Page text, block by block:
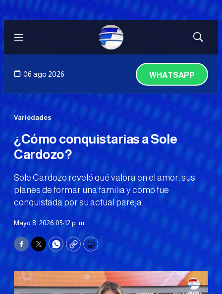
Menú
Mostrar
06 ago 2026 WHATSAPP
Variedades
¿Cómo conquistarias a Sole
Cardozo?
Sole Cardozo reveló qué valora en el amor, sus
planes de formar una familia y cómo fue
conquistada por su actual pareja.
Mayo 8, 2026 05:12 p. m.
Facebook
TwitterWhatsApp
CopyPrint